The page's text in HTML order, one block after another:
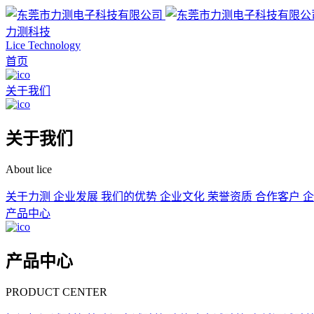
力测科技
Lice Technology
首页
关于我们
关于我们
About lice
关于力测 企业发展 我们的优势 企业文化 荣誉资质 合作客户
产品中心
产品中心
PRODUCT CENTER